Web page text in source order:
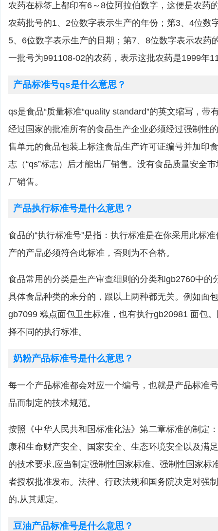
农药在标签上都印有6～8位阿拉伯数字，这便是农药
农药批号的1、2位数字表示生产的年份；第3、4位数
5、6位数字表示生产的日期；第7、8位数字表示农药
一批号为991108-02的农药，表示这批农药是1999年
产品标准号qs是什么意思？
qs是食品“质量标准“quality standard”的英文缩写，带
经过国家的批准所有的食品生产企业必须经过强制性
售单元的食品包装上标注食品生产许可证编号并加印
志（“qs”标志）后才能出厂销售。没有食品质量安全
厂销售。
产品执行标准号是什么意思？
食品的“执行标准号”是指：执行标准是在你采用此标
产的产品必须符合此标准，否则为不合格。
食品常用的分类是生产审查细则的分类和gb2760中的
具体食品种类的来分的，跟以上两种都无关。例如面
gb7099 糕点面包卫生标准，也有执行gb20981 面包
择不同的执行标准。
奶粉产品标准号是什么意思？
每一个产品标准都会对应一个编号，也就是产品标准
品而制定的技术规范。
按照《中华人民共和国标准化法》第二章标准的制定
康和生命财产安全、国家安全、生态环境安全以及满
的技术要求,应当制定强制性国家标准。强制性国家标
者授权批准发布。法律、行政法规和国务院决定对强
的,从其规定。
豆油产品标准号是什么意思？